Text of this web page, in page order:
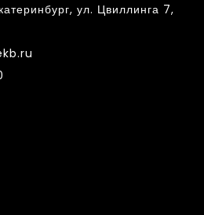
ул. Цвиллинга 7,